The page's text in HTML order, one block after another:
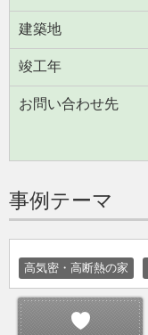
建築地
竣工年
お問い合わせ先
事例テーマ
高気密・高断熱の家